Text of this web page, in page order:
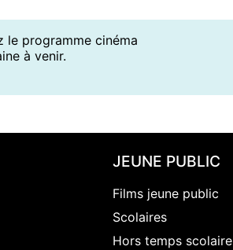
le programme cinéma
à venir.
JEUNE PUBLIC
Films jeune public
Scolaires
Hors temps scolaire